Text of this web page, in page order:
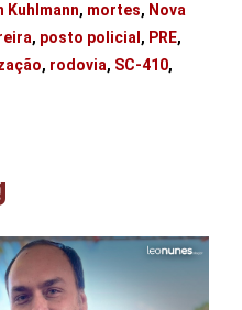
Kuhlmann, mortes, Nova
, posto policial , PRE,
, rodovia, SC-410,